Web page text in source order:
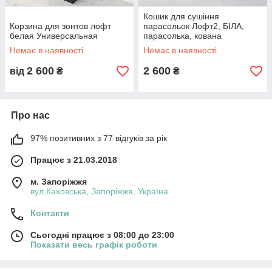
Корзина для зонтов лофт
белая Универсальная
Немає в наявності
від 2 600 ₴
Кошик для сушіння
парасольок Лофт2, БІЛА,
парасолька, кована
парасолька, парасолька з
металу
Немає в наявності
2 600 ₴
Про нас
97% позитивних з 77 відгуків за рік
Працює з 21.03.2018
м. Запоріжжя
вул.Каховська, Запоріжжя, Україна
Контакти
Сьогодні працює з 08:00 до 23:00
Показати весь графік роботи